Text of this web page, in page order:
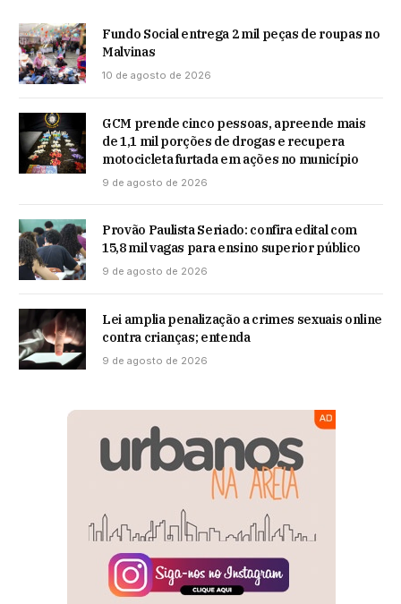
Fundo Social entrega 2 mil peças de roupas no
Malvinas
10 de agosto de 2026
GCM prende cinco pessoas, apreende mais
de 1,1 mil porções de drogas e recupera
motocicleta furtada em ações no município
9 de agosto de 2026
Provão Paulista Seriado: confira edital com
15,8 mil vagas para ensino superior público
9 de agosto de 2026
Lei amplia penalização a crimes sexuais online
contra crianças; entenda
9 de agosto de 2026